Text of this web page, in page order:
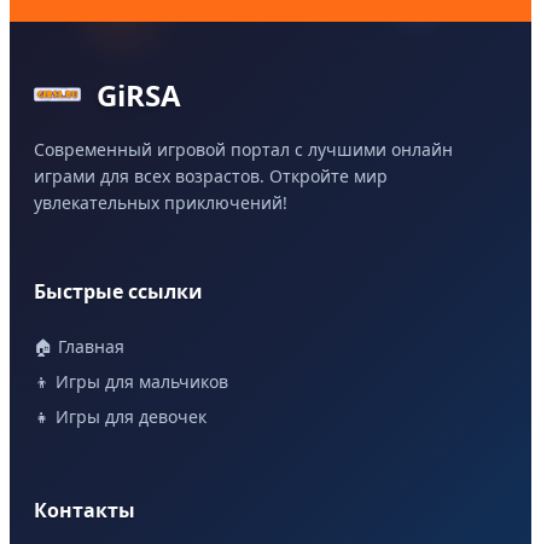
GiRSA
Современный игровой портал с лучшими онлайн
играми для всех возрастов. Откройте мир
увлекательных приключений!
Быстрые ссылки
🏠 Главная
👦 Игры для мальчиков
👧 Игры для девочек
Контакты